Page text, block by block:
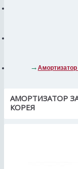
АМОРТИЗАТОР
КОРЕЯ